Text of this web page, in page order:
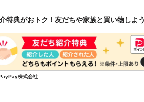
特典がおトク！友だちや家族と買い物しよう
株式会社